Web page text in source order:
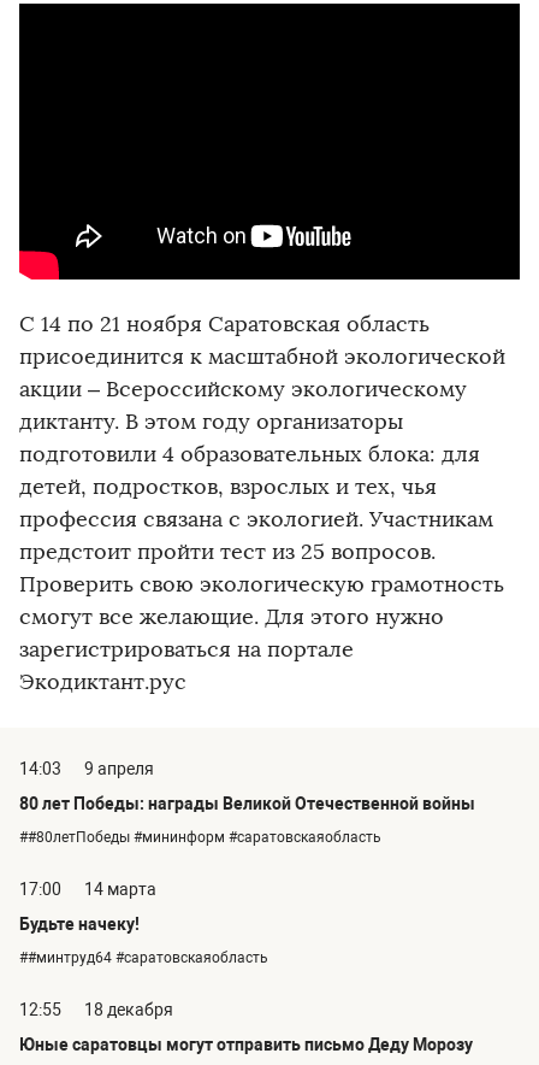
С 14 по 21 ноября Саратовская область
присоединится к масштабной экологической
акции – Всероссийскому экологическому
диктанту. В этом году организаторы
подготовили 4 образовательных блока: для
детей, подростков, взрослых и тех, чья
профессия связана с экологией. Участникам
предстоит пройти тест из 25 вопросов.
Проверить свою экологическую грамотность
смогут все желающие. Для этого нужно
зарегистрироваться на портале
Экодиктант.рус
14:03
9 апреля
80 лет Победы: награды Великой Отечественной войны
##80летПобеды #мининформ #саратовскаяобласть
17:00
14 марта
Будьте начеку!
##минтруд64 #саратовскаяобласть
12:55
18 декабря
Юные саратовцы могут отправить письмо Деду Морозу